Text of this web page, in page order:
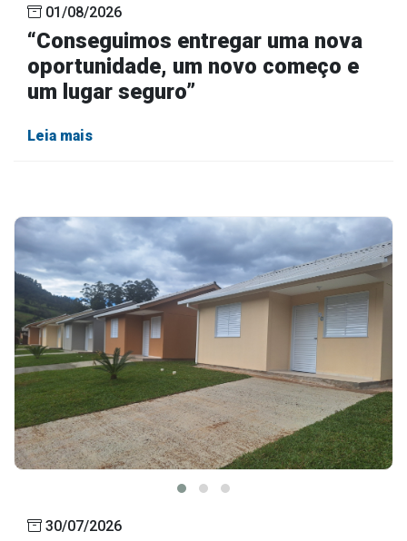
Outros
Downloads
Notícias
Página Inicial
01/08/2026
“Conseguimos entregar uma nova
oportunidade, um novo começo e
um lugar seguro”
Leia mais
30/07/2026